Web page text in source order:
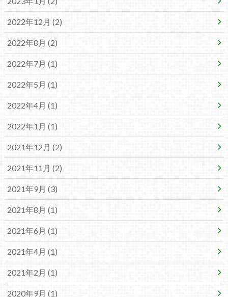
2022年12月 (2)
2022年8月 (2)
2022年7月 (1)
2022年5月 (1)
2022年4月 (1)
2022年1月 (1)
2021年12月 (2)
2021年11月 (2)
2021年9月 (3)
2021年8月 (1)
2021年6月 (1)
2021年4月 (1)
2021年2月 (1)
2020年9月 (1)